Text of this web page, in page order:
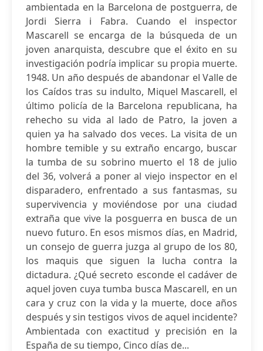
ambientada en la Barcelona de postguerra, de
Jordi Sierra i Fabra. Cuando el inspector
Mascarell se encarga de la búsqueda de un
joven anarquista, descubre que el éxito en su
investigación podría implicar su propia muerte.
1948. Un año después de abandonar el Valle de
los Caídos tras su indulto, Miquel Mascarell, el
último policía de la Barcelona republicana, ha
rehecho su vida al lado de Patro, la joven a
quien ya ha salvado dos veces. La visita de un
hombre temible y su extraño encargo, buscar
la tumba de su sobrino muerto el 18 de julio
del 36, volverá a poner al viejo inspector en el
disparadero, enfrentado a sus fantasmas, su
supervivencia y moviéndose por una ciudad
extraña que vive la posguerra en busca de un
nuevo futuro. En esos mismos días, en Madrid,
un consejo de guerra juzga al grupo de los 80,
los maquis que siguen la lucha contra la
dictadura. ¿Qué secreto esconde el cadáver de
aquel joven cuya tumba busca Mascarell, en un
cara y cruz con la vida y la muerte, doce años
después y sin testigos vivos de aquel incidente?
Ambientada con exactitud y precisión en la
España de su tiempo, Cinco días de...